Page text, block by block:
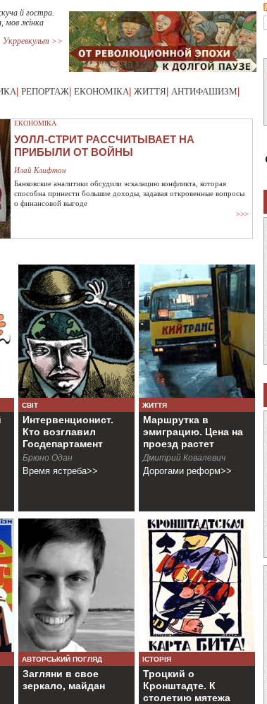
й гостра.
мов жінка
Укрревкульт >>
РЕПОРТАЖ ЕКОНОМІКА ЖИТТЯ АНТИФАШИЗМ
ЕКОНОМІКА
УОЛЛ-СТРИТ РАССЧИТЫВАЕТ НА
ПРИБЫЛИ ОТ ВОЙНЫ
Илай Клифтон
Банковские аналитики обсудили эскалацию конфликта, которая
способна принести большие доходы, задавая откровенные вопросы
о финансовой выгоде
>>>
СВІТ
Интервенционист.
Кто возглавил
Госдепартамент
Брюно Одан
Время ястреба>>
ЖИТТЯ
Маршрутка в
эмиграцию. Цена на
проезд растет
Дмитрий Ковалевич
Дорогами реформ>>
АВТОРСЬКИЙ ПОГЛЯД
Загляни в свое
зеркало, майдан
ІСТОРІЯ
Троцкий о
Кронштадте. К
столетию мятежа